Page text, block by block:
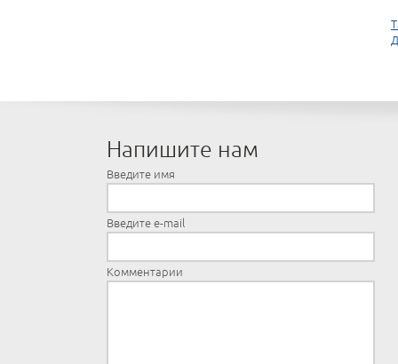
Напишите нам
Введите имя
Введите e-mail
Комментарии